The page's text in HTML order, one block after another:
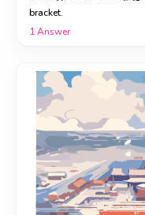
bracket.
1Answer